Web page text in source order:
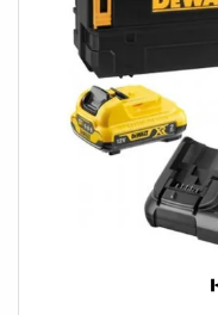
directement,
symétrique, Durée
primaire: 220-240V
°C, Température
Valeur nominale de
Consommation